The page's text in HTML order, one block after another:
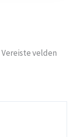
Vereiste velden